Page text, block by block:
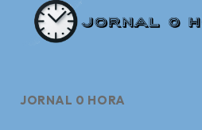
JORNAL 0 HORA